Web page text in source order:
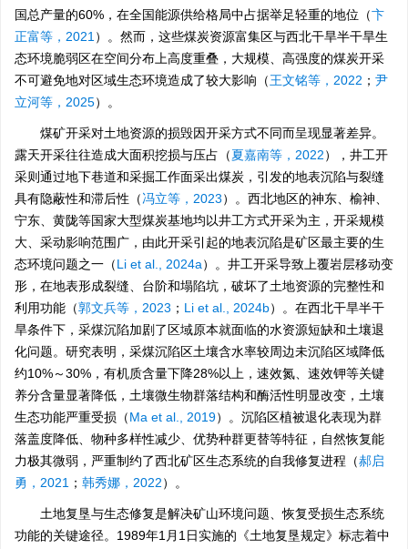
国总产量的60%，在全国能源供给格局中占据举足轻重的地位（卞
正富等，2021 ）。然而，这些煤炭资源富集区与西北干旱半干旱生
态环境脆弱区在空间分布上高度重叠，大规模、高强度的煤炭开采
不可避免地对区域生态环境造成了较大影响（王文铭等，2022 ； 尹
立河等，2025）。
煤矿开采对土地资源的损毁因开采方式不同而呈现显著差异。
露天开采往往造成大面积挖损与压占（夏嘉南等，2022），井工开
采则通过地下巷道和采掘工作面采出煤炭，引发的地表沉陷与裂缝
具有隐蔽性和滞后性（冯立等，2023）。西北地区的神东、榆神、
宁东、黄陇等国家大型煤炭基地均以井工方式开采为主，开采规模
大、采动影响范围广，由此开采引起的地表沉陷是矿区最主要的生
态环境问题之一（Li et al., 2024a）。井工开采导致上覆岩层移动变
形，在地表形成裂缝、台阶和塌陷坑，破坏了土地资源的完整性和
利用功能（郭文兵等，2023 ； Li et al., 2024b）。在西北干旱半干
旱条件下，采煤沉陷加剧了区域原本就面临的水资源短缺和土壤退
化问题。研究表明，采煤沉陷区土壤含水率较周边未沉陷区域降低
约10%～30%，有机质含量下降28%以上，速效氮、速效钾等关键
养分含量显著降低，土壤微生物群落结构和酶活性明显改变，土壤
生态功能严重受损（Ma et al., 2019）。沉陷区植被退化表现为群
落盖度降低、物种多样性减少、优势种群更替等特征，自然恢复能
力极其微弱，严重制约了西北矿区生态系统的自我修复进程（郝启
勇，2021 ； 韩秀娜，2022）。
土地复垦与生态修复是解决矿山环境问题、恢复受损生态系统
功能的关键途径。1989年1月1日实施的《土地复垦规定》标志着中